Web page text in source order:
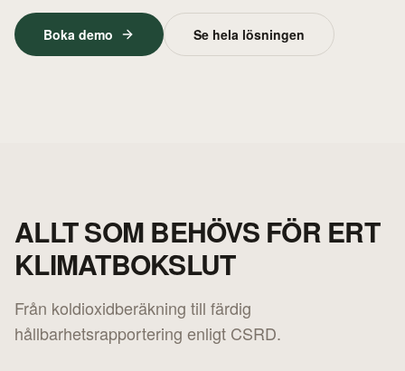
Boka demo Se hela lösningen
ALLT SOM BEHÖVS FÖR ERT
KLIMATBOKSLUT
Från koldioxidberäkning till färdig
hållbarhetsrapportering enligt CSRD.